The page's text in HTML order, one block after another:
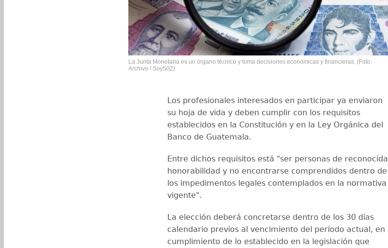
La Junta Monetaria es un órgano técnico y toma decisiones económicas y financieras. (Foto:
Archivo / Soy502)
Los profesionales interesados en participar ya enviaron
su hoja de vida y deben cumplir con los requisitos
establecidos en la Constitución y en la Ley Orgánica del
Banco de Guatemala.
Entre dichos requisitos está "ser personas de reconocida
honorabilidad y no encontrarse comprendidos dentro de
los impedimentos legales contemplados en la normativa
vigente".
La elección deberá concretarse dentro de los 30 días
calendario previos al vencimiento del período actual, en
cumplimiento de lo establecido en la legislación que